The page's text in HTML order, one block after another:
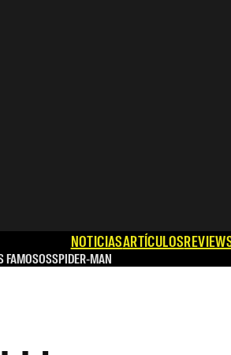
NOTICIASARTÍCULOS
FAMOSOSSPIDER-MAN